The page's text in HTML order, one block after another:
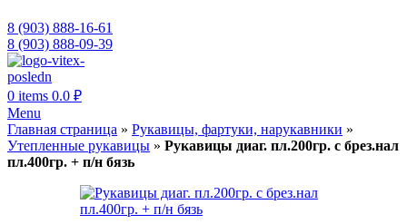
8 (903) 888-16-61
8 (903) 888-09-39
0 items 0.0 ₽
Menu
Главная страница » Рукавицы, фартуки, нарукавники »
Утепленные рукавицы » Рукавицы диаг. пл.200гр. с брез.нал
пл.400гр. + п/н бязь